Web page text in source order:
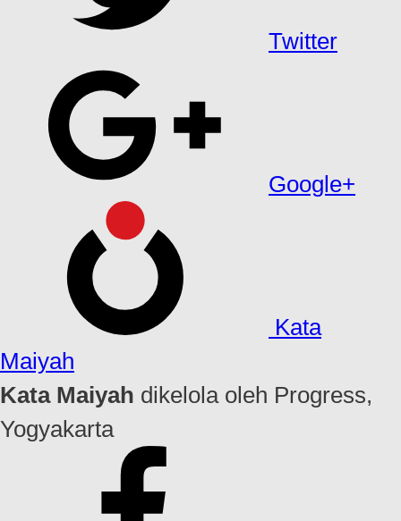
Twitter
Google+
Kata
Maiyah
Kata Maiyah dikelola oleh Progress,
Yogyakarta